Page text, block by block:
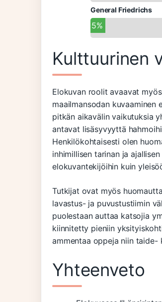
General Friedrichs
5%
Kulttuurinen
Elokuvan roolit avaavat
maailmansodan
pitkän aikavälin vaikutuksia
antavat lisäsyvyyttä
Henkilökohtaisesti olen
inhimillisen tarinan ja
elokuvantekijöihin kuin
Tutkijat ovat myös
lavastus- ja puvustustiimin
puolestaan auttaa katsojia
kiinnitetty pieniin
ammentaa oppeja niin taide-
Yhteenveto